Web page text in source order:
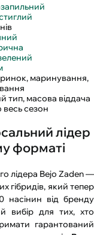
маринування,
тип, масова віддача
сезон
лідер
форматі
лідера Bejo Zaden —
гібридів, який тепер
насінин від бренду
вибір для тих, хто
гарантований